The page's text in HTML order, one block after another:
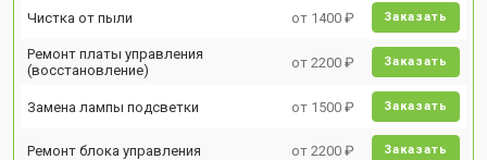
Чистка от пыли от 1400 ₽ Заказать
Ремонт платы управления
(восстановление)
от 2200 ₽ Заказать
Замена лампы подсветки от 1500 ₽ Заказать
Ремонт блока управления от 2200 ₽ Заказать